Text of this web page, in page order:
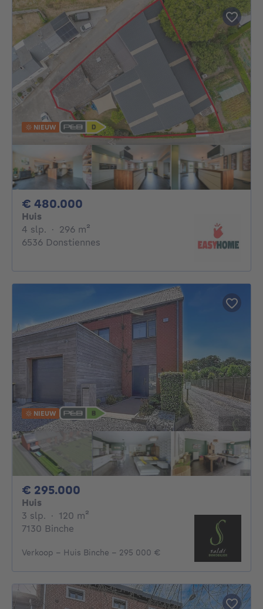
NIEUW
€ 480.000
Huis
4 slp. 4 slaapkamers
· 296 m²
6536 Donstiennes
NIEUW
€ 295.000
Huis
3 slp. 3 slaapkamers
· 120 m²
7130 Binche
Verkoop - Huis Binche - 295 000 €